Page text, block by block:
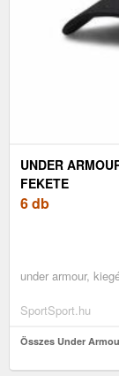
UNDER
FEKETE
6 db
under armour,
SportSport.hu
Összes Under